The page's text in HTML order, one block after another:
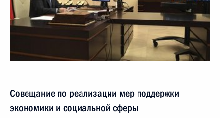
Совещание по реализации мер поддержки
экономики и социальной сферы